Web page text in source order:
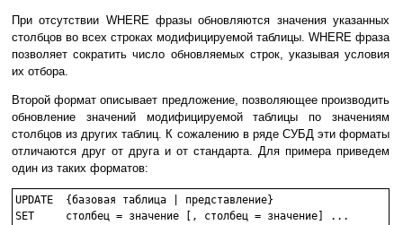
При отсутствии WHERE фразы обновляются значения указанных
столбцов во всех строках модифицируемой таблицы. WHERE фраза
позволяет сократить число обновляемых строк, указывая условия
их отбора.
Второй формат описывает предложение, позволяющее производить
обновление значений модифицируемой таблицы по значениям
столбцов из других таблиц. К сожалению в ряде СУБД эти форматы
отличаются друг от друга и от стандарта. Для примера приведем
один из таких форматов:
UPDATE  {базовая таблица | представление}
SET	столбец = значение [, столбец = значение] ...